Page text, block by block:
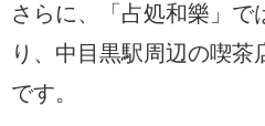
さらに、「占処和樂」で
り、中目黒駅周辺の喫
です。